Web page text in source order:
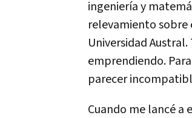
ingeniería y
relevamiento sobre
Universidad
emprendiendo.
parecer
Cuando me lancé a